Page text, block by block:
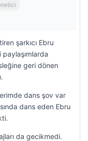
şarkıcı Ebru
geri dönen
dans şov var
dans eden Ebru
da gecikmedi.